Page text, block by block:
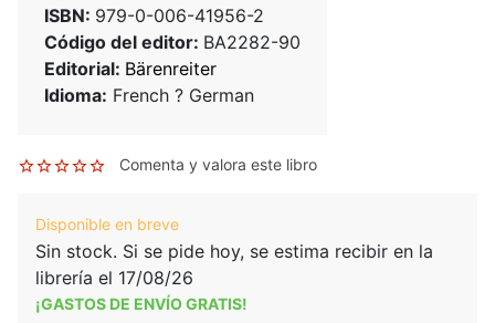
ISBN: 979-0-006-41956-2
Código del editor: BA2282-90
Editorial: Bärenreiter
Idioma: French ? German
Comenta y valora este libro
Disponible en breve
Sin stock. Si se pide hoy, se estima recibir en la
librería el 17/08/26
¡GASTOS DE ENVÍO GRATIS!